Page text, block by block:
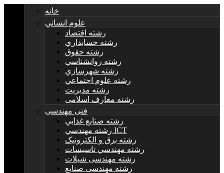
خانه
علوم انساني
رشته اقتصاد
رشته حسابداري
رشته حقوق
رشته روانشناسي
رشته شهرسازي
رشته علوم اجتماعي
رشته مديريت
رشته معارف اسلامی
فنی مهندسی
رشته صنايع غذايي
رشته مهندسي ICT
رشته برق و الکترونيک
رشته مهندسي تاسيسات
رشته مهندسی شیلات
رشته مهندسی صنایع